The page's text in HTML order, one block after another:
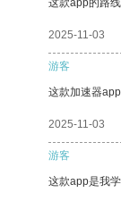
这款app的路
2025-11-03
游客
这款加速器
2025-11-03
游客
这款app是我